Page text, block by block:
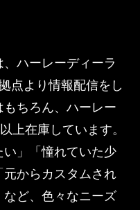
ハーレーディーラ
点より情報配信をし
ちろん、ハーレー
上在庫しています。
い」「憧れていた少
元からカスタムされ
ど、色々なニーズ